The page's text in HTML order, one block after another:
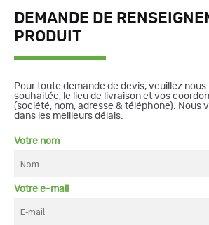
DEMANDE DE
PRODUIT
Pour toute demande de devis, veuillez
souhaitée, le lieu de livraison et vos
(société, nom, adresse & téléphone). Nous
dans les meilleurs délais.
Votre nom
Votre e-mail